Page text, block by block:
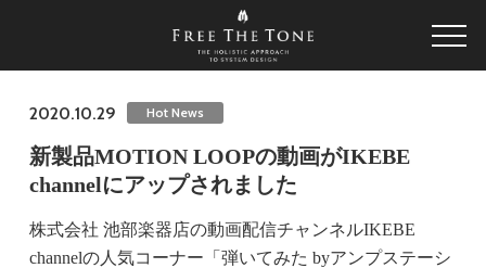
2020.10.29 Hot News
新製品MOTION LOOPの動画がIKEBE
channelにアップされました
株式会社 池部楽器店の動画配信チャンネルIKEBE
channelの人気コーナー「弾いてみた byアンプステーシ